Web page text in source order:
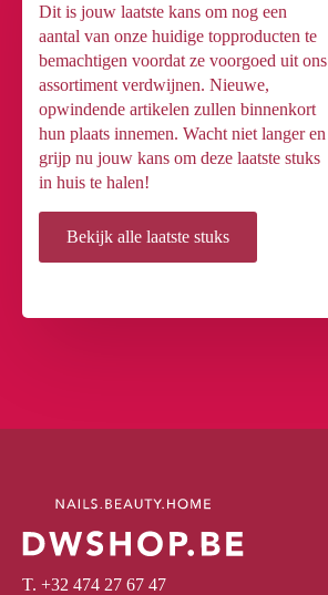
Dit is jouw laatste kans om nog een
aantal van onze huidige topproducten te
bemachtigen voordat ze voorgoed uit ons
assortiment verdwijnen. Nieuwe,
opwindende artikelen zullen binnenkort
hun plaats innemen. Wacht niet langer en
grijp nu jouw kans om deze laatste stuks
in huis te halen!
Bekijk alle laatste stuks
T. +32 474 27 67 47